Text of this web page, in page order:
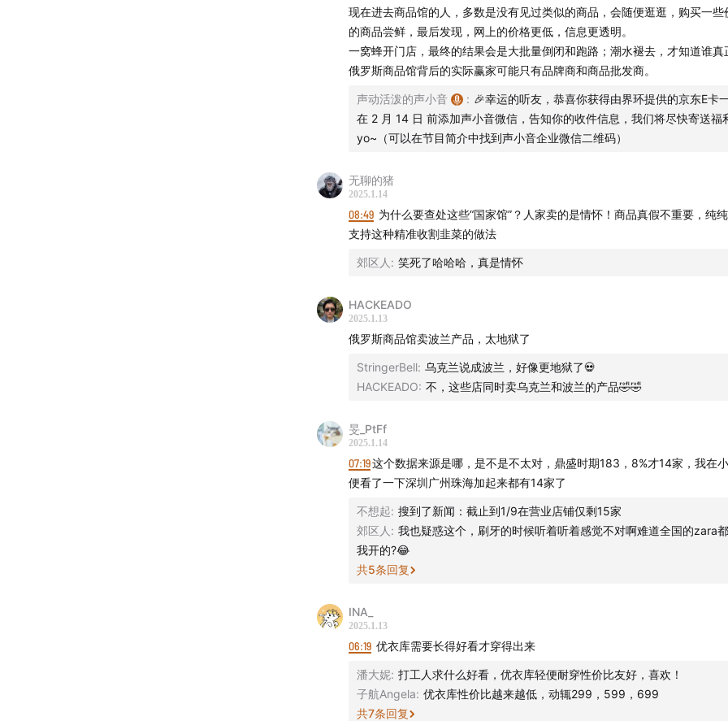
Mengyi
幕后制作
监制：Zelin、Qianwen、Stella
实习研究员：佳麒、beibei
运营：George
后期：沁茗
商务合作：声动早咖啡等节目商业合作持续招募中，点击链接直达
，或者发送邮件至 business@shengfm.cn
加入我们：声动活泼正在寻找商业化合作经理、播客节目监制
听众投稿：如果你了解身边日常现象的背后原因，
在节目中；
成为会员：如果你在节目中有所收获，认可好内容的价值，欢迎付费
为会员，你可以免费收听声动活泼付费内容，同时每周获得一封节目外
跳进兔子洞
泡腾 VC、反潮流俱乐部
如果你喜欢我们的节目，欢迎打赏支持，或把我们的节目推荐给朋友
现在进去商品馆的人，多数是没有见过类似的商品，会随便逛逛，购买一些
的商品尝鲜，最后发现，网上的价格更低，信息更透明。
一窝蜂开门店，最终的结果会是大批量倒闭和跑路；潮水褪去，才知道谁真
俄罗斯商品馆背后的实际赢家可能只有品牌商和商品批发商。
声动活泼的声小音 : 🎉幸运的听友，恭喜你获得由界环提供的京东E卡
在 2 月 14 日 前添加声小音微信，告知你的收件信息，我们将尽快寄送福
yo~（可以在节目简介中找到声小音企业微信二维码）
无聊的猪
2025.1.14
08:49 为什么要查处这些“国家馆”？人家卖的是情怀！商品真假不重要，纯纯
支持这种精准收割韭菜的做法
郊区人 : 笑死了哈哈哈，真是情怀
HACKEADO
2025.1.13
俄罗斯商品馆卖波兰产品，太地狱了
StringerBell: 乌克兰说成波兰，好像更地狱了💀
HACKEADO: 不，这些店同时卖乌克兰和波兰的产品🤣🤣
旻_PtFf
2025.1.14
07:19这个数据来源是哪，是不是不太对，鼎盛时期183，8%才14家，我在
便看了一下深圳广州珠海加起来都有14家了
不想起: 搜到了新闻：截止到1/9在营业店铺仅剩15家
郊区人 : 我也疑惑这个，刷牙的时候听着听着感觉不对啊难道全国的zara
我开的?😂
共5条回复
INA_
2025.1.13
06:19 优衣库需要长得好看才穿得出来
潘大妮: 打工人求什么好看，优衣库轻便耐穿性价比友好，喜欢！
子航Angela: 优衣库性价比越来越低，动辄299，599，699
共7条回复